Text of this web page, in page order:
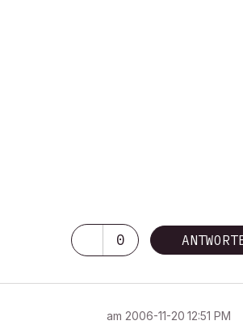
0
am ‎2006-11-20 12:51 PM